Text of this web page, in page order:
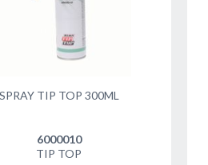
TIP TOP 300ML
6000010
TIP TOP